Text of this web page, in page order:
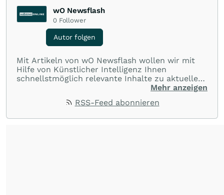
wO Newsflash
0 Follower
Autor folgen
Mit Artikeln von wO Newsflash wollen wir mit
Hilfe von Künstlicher Intelligenz Ihnen
schnellstmöglich relevante Inhalte zu aktuellen
Ereignissen rund um Börse, Finanzmärkte aus
Mehr anzeigen
RSS-Feed abonnieren